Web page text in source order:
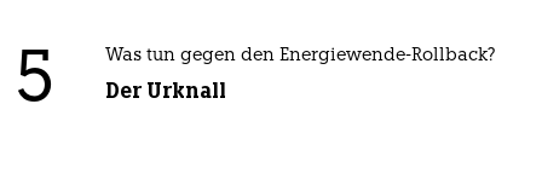
5 Was tun gegen den Energiewende-Rollback?
Der Urknall